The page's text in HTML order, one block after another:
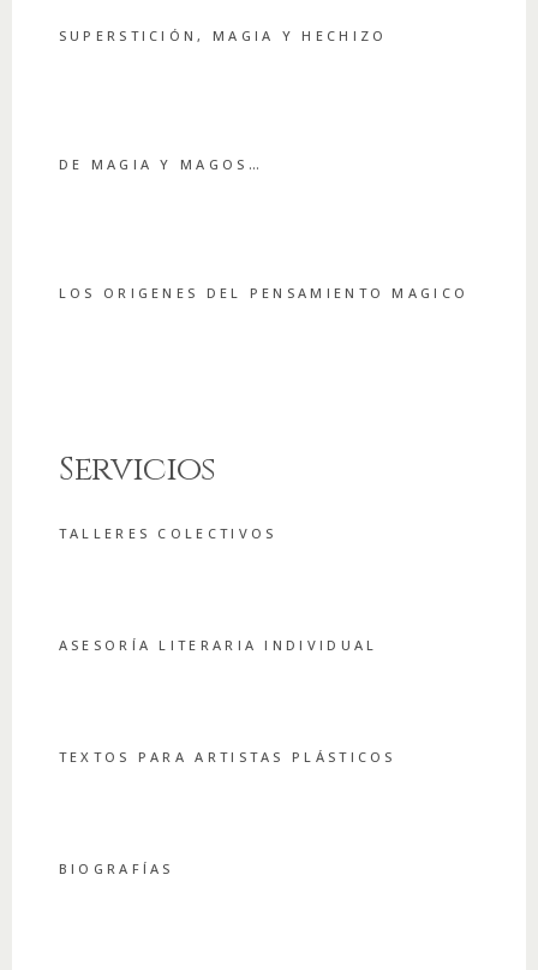
SUPERSTICIÓN, MAGIA Y HECHIZO
DE MAGIA Y MAGOS…
LOS ORIGENES DEL PENSAMIENTO MAGICO
Servicios
TALLERES COLECTIVOS
ASESORÍA LITERARIA INDIVIDUAL
TEXTOS PARA ARTISTAS PLÁSTICOS
BIOGRAFÍAS